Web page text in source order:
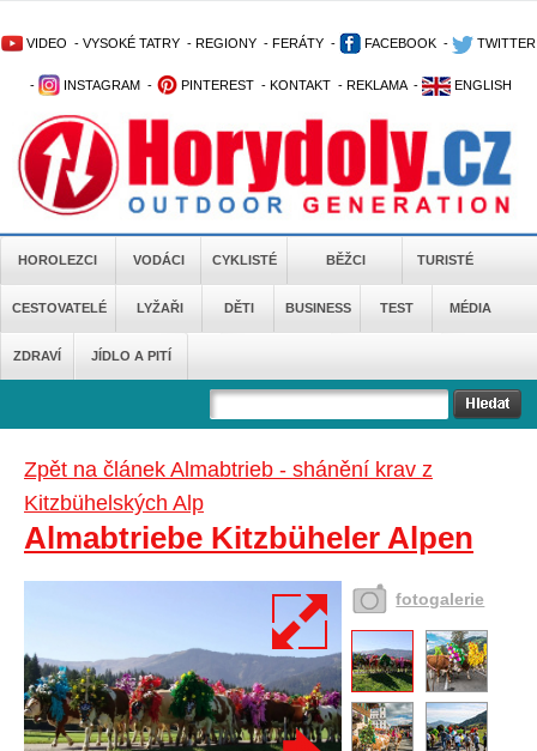
VIDEO - VYSOKÉ TATRY - REGIONY - FERÁTY - FACEBOOK - TWITTER
- INSTAGRAM - PINTEREST - KONTAKT - REKLAMA - ENGLISH
HOROLEZCI VODÁCI CYKLISTÉ BĚŽCI TURISTÉ
CESTOVATELÉ LYŽAŘI DĚTI BUSINESS TEST MÉDIA
ZDRAVÍ JÍDLO A PITÍ
Zpět na článek Almabtrieb - shánění krav z
Kitzbühelských Alp
Almabtriebe Kitzbüheler Alpen
fotogalerie